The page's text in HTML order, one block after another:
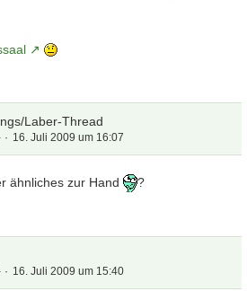
Laber-Thread
16. Juli 2009 um 16:07
ähnliches zur Hand ?
16. Juli 2009 um 15:40